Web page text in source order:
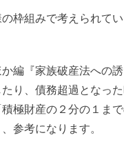
枠組みで考えられてい
編『家族破産法への
り、債務超過となっ
極財産の２分の１ま
参考になります。